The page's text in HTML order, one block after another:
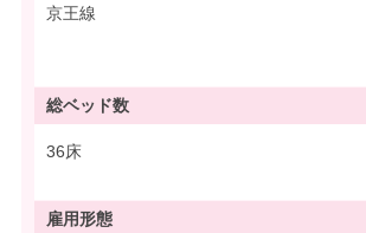
京王線
総ベッド数
36床
雇用形態